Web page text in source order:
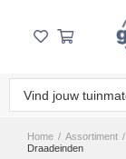
Home / Assortiment /
Draadeinden